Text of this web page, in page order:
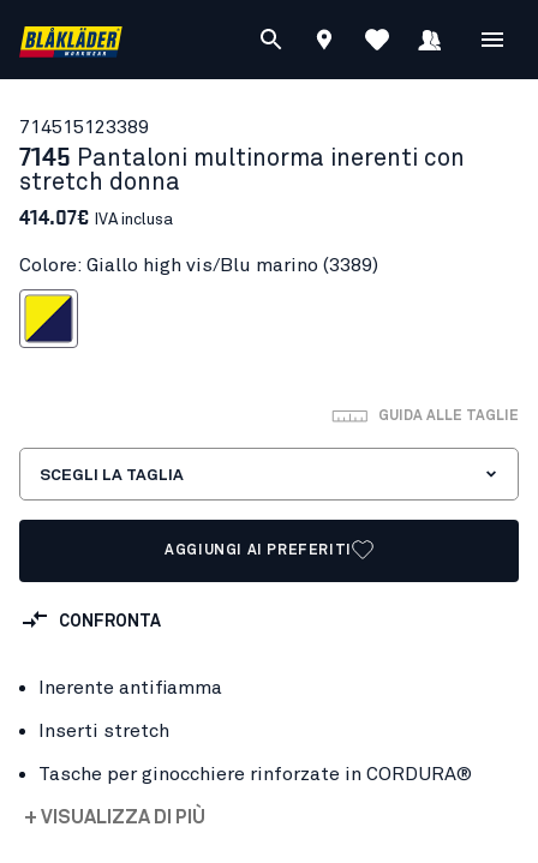
714515123389
7145 Pantaloni multinorma inerenti con
stretch donna
414.07€ IVA inclusa
Colore: Giallo high vis/Blu marino (3389)
vis/Blu marino
GUIDA ALLE TAGLIE
SCEGLI LA TAGLIA
AGGIUNGI AI PREFERITI
CONFRONTA
Inerente antifiamma
Inserti stretch
Tasche per ginocchiere rinforzate in CORDURA®
+ VISUALIZZA DI PIÙ